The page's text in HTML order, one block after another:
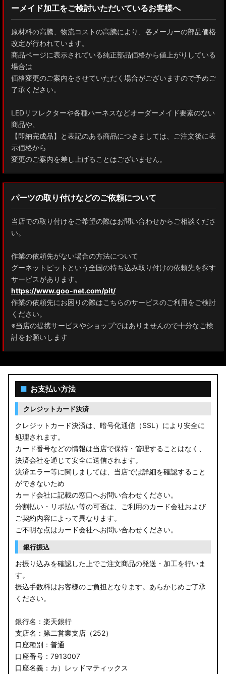
GXPA16 MXPA12 GRヤリス
MXPH10/MXPA10/MXBA10/KSP210 ヤリス
MXPJ10/15 MXPB10/15 ヤリスクロス
ZYX10 NGX50 C-HR
AAHH40W/AAHH45W/TAHA40W ヴェルファイア
AAHH40W/AAHH45W/AGH40W アルファード
AYH30/GGH30/35/AGH30/35 ヴェルファイア
AYH30/GGH30/35/AGH30/35 アルファード
ACR50 エスティマ
ZWR90W/ZWR95W/MZRA90W/MZRA95W ノア/ヴォクシー
ZRR80 ノア/ヴォクシー
NHP17/NSP17NCP17 シエンタ
M900A/M910A ルーミー
A200A/A210A ライズ
E52 エルグランド
T32 エクストレイル
C28 セレナ
B21A デイズルークス
E13 ノート
E12 ノート
B44A/B45A B47A/B48A ルークス ハイウェイスター
JF3/4 N-BOX カスタム
JH3/4 N-WGN
JH1/2 N-WGN
RT5/6 RW1/2 CR-V
RU3/4 ヴェゼル
JW5 S660
ーメイド加工をご検討いただいているお客様へ
原材料の高騰、物流コストの高騰により、各メーカーの部品価格
改定が行われています。
商品ページに表示されている純正部品価格から値上がりしている
場合は
価格変更のご案内をさせていただく場合がございますので予めご
了承ください。
LEDリフレクターや各種ハーネスなどオーダーメイド要素のない
商品や、
【即納完成品】と表記のある商品につきましては、ご注文後に表
示価格から
変更のご案内を差し上げることはございません。
パーツの取り付けなどのご依頼について
当店での取り付けをご希望の際はお問い合わせからご相談くださ
い。
作業の依頼先がない場合の方法について
グーネットピットという全国の持ち込み取り付けの依頼先を探す
サービスがあります。
https://www.goo-net.com/pit/
作業の依頼先にお困りの際はこちらのサービスのご利用をご検討
ください。
※当店の提携サービスやショップではありませんので十分なご検
討をお願いします
■ お支払い方法
クレジットカード決済
クレジットカード決済は、暗号化通信（SSL）により安全に
処理されます。
カード番号などの情報は当店で保持・管理することはなく、
決済会社を通じて安全に送信されます。
決済エラー等に関しましては、当店では詳細を確認すること
ができないため
カード会社に記載の窓口へお問い合わせください。
分割払い・リボ払い等の可否は、ご利用のカード会社および
ご契約内容によって異なります。
ご不明な点はカード会社へお問い合わせください。
銀行振込
お振り込みを確認した上でご注文商品の発送・加工を行いま
す。
振込手数料はお客様のご負担となります。あらかじめご了承
ください。
銀行名：楽天銀行
支店名：第二営業支店（252）
口座種別：普通
口座番号：7913007
口座名義：カ）レッドマティックス